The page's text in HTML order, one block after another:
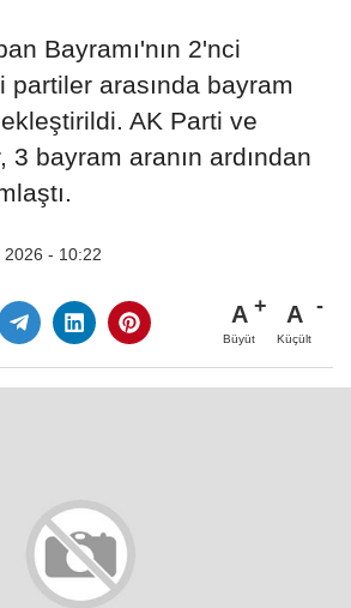
Bayramı'nın 2'nci
partiler arasında bayram
AK Parti ve
3 bayram aranın ardından
2026 - 10:22
A
Büyüt
A
Küçült